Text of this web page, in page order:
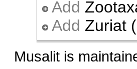
Add
Add Zuriat
Musalit is